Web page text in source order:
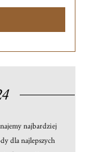
najbardziej
dla najlepszych